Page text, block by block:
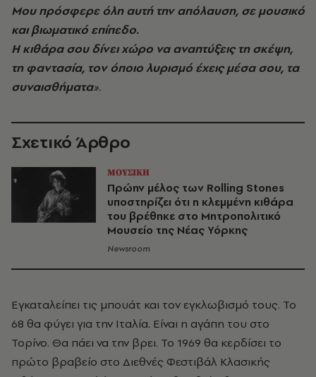
Μου πρόσφερε όλη αυτή την απόλαυση, σε μουσικό
και βιωματικό επίπεδο.
Η κιθάρα σου δίνει χώρο να αναπτύξεις τη σκέψη,
τη φαντασία, τον όποιο λυρισμό έχεις μέσα σου, τα
συναισθήματα».
Σχετικό Άρθρο
ΜΟΥΣΙΚΗ
Πρώην μέλος των Rolling Stones
υποστηρίζει ότι η κλεμμένη κιθάρα
του βρέθηκε στο Μητροπολιτικό
Μουσείο της Νέας Υόρκης
Newsroom
Εγκαταλείπει τις μπουάτ και τον εγκλωβισμό τους. Το
68 θα φύγει για την Ιταλία. Είναι η αγάπη του στο
Τορίνο. Θα πάει να την βρει. Το 1969 θα κερδίσει το
πρώτο βραβείο στο Διεθνές Φεστιβάλ Κλασικής